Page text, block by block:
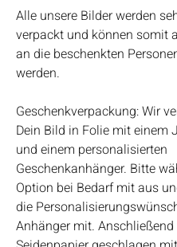
Alle unsere Bilder werden
verpackt und können somit
an die beschenkten
werden.
Geschenkverpackung: Wir
Dein Bild in Folie mit einem
und einem personalisierten
Geschenkanhänger. Bitte
Option bei Bedarf mit aus
die
Anhänger mit.